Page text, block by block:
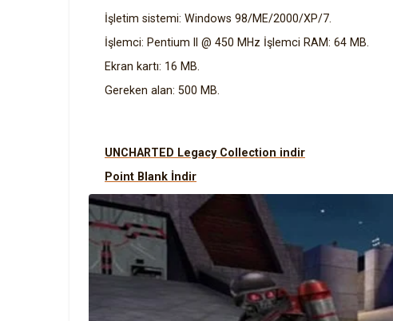
İşletim sistemi: Windows 98/ME/2000/XP/7.
İşlemci: Pentium II @ 450 MHz İşlemci RAM: 64 MB.
Ekran kartı: 16 MB.
Gereken alan: 500 MB.
UNCHARTED Legacy Collection indir
Point Blank İndir